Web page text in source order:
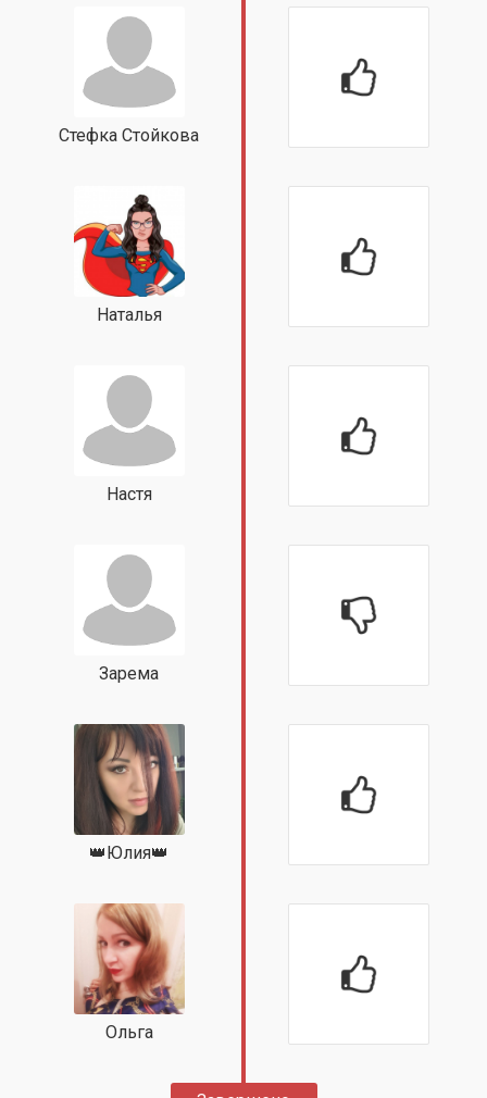
Стефка Стойкова
Наталья
Настя
Зарема
👑Юлия👑
Ольга